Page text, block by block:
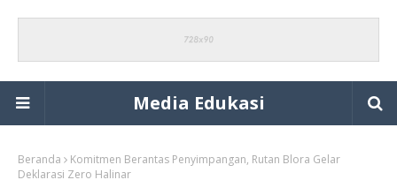
Media Edukasi
Beranda
Komitmen Berantas Penyimpangan, Rutan Blora Gelar
Deklarasi Zero Halinar